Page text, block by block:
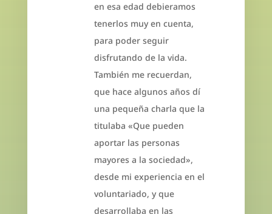
en esa edad debieramos
tenerlos muy en cuenta,
para poder seguir
disfrutando de la vida.
También me recuerdan,
que hace algunos años dí
una pequeña charla que la
titulaba «Que pueden
aportar las personas
mayores a la sociedad»,
desde mi experiencia en el
voluntariado, y que
desarrollaba en las